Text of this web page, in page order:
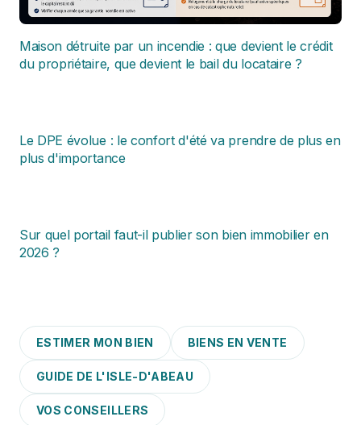
Maison détruite par un incendie : que devient le crédit
du propriétaire, que devient le bail du locataire ?
Le DPE évolue : le confort d'été va prendre de plus en
plus d'importance
Sur quel portail faut-il publier son bien immobilier en
2026 ?
ESTIMER MON BIEN BIENS EN VENTE
GUIDE DE L'ISLE-D'ABEAU
VOS CONSEILLERS